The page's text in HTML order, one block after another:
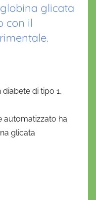
glicata
con il
di tipo 1,
automatizzato ha
glicata